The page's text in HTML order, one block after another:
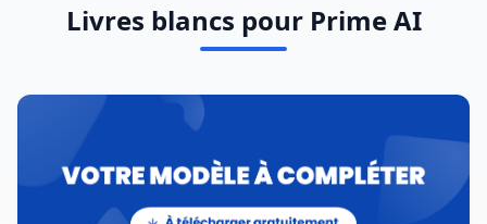
Livres blancs pour Prime AI